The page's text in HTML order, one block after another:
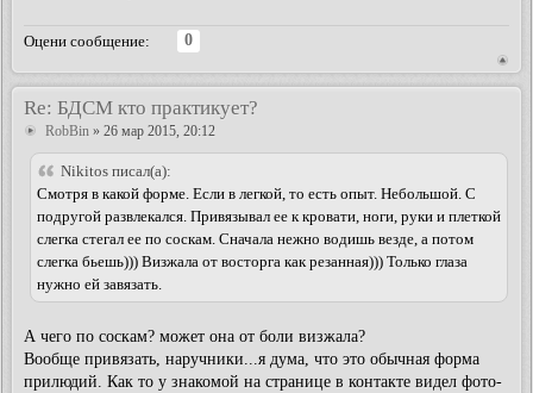
Оцени сообщение:
0
Re: БДСМ кто практикует?
RobBin » 26 мар 2015, 20:12
Nikitos писал(а):
Смотря в какой форме. Если в легкой, то есть опыт. Небольшой. С
подругой развлекался. Привязывал ее к кровати, ноги, руки и плеткой
слегка стегал ее по соскам. Сначала нежно водишь везде, а потом
слегка бьешь))) Визжала от восторга как резанная))) Только глаза
нужно ей завязать.
А чего по соскам? может она от боли визжала?
Вообще привязать, наручники...я дума, что это обычная форма
прилюдий. Как то у знакомой на странице в контакте видел фото-